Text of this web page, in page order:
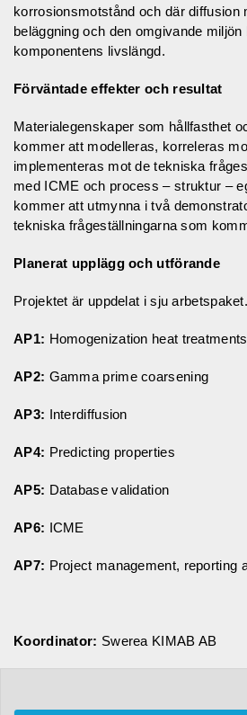
korrosionsmotstånd och där diffusion
beläggning och den omgivande
komponentens livslängd.
Förväntade effekter och resultat
Materialegenskaper som hållfasthet
kommer att modelleras, korreleras
implementeras mot de tekniska
med ICME och process – struktur –
kommer att utmynna i två
tekniska frågeställningarna som
Planerat upplägg och utförande
Projektet är uppdelat i sju arbetspaket.
AP1: Homogenization heat treatments
AP2: Gamma prime coarsening
AP3: Interdiffusion
AP4: Predicting properties
AP5: Database validation
AP6: ICME
AP7: Project management, reporting
Koordinator: Swerea KIMAB AB